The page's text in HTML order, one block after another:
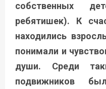
собственных
ребятишек). К
находились
понимали и
души. Среди
подвижников